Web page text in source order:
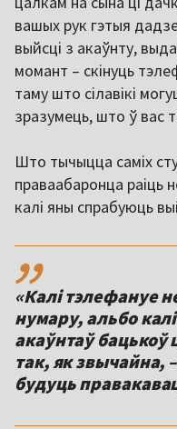
вашых рук гэтыя
выйсці з акаўнту,
момант – скінуць
таму што сілавікі
зразумець, што ў вас
Што тычыцца саміх
праваабаронца раіць
калі яны спрабуюць
,,
«Калі тэлефануе
нумару, альбо
акаўнтаў бацькоў
так, як звычайна,
будуць